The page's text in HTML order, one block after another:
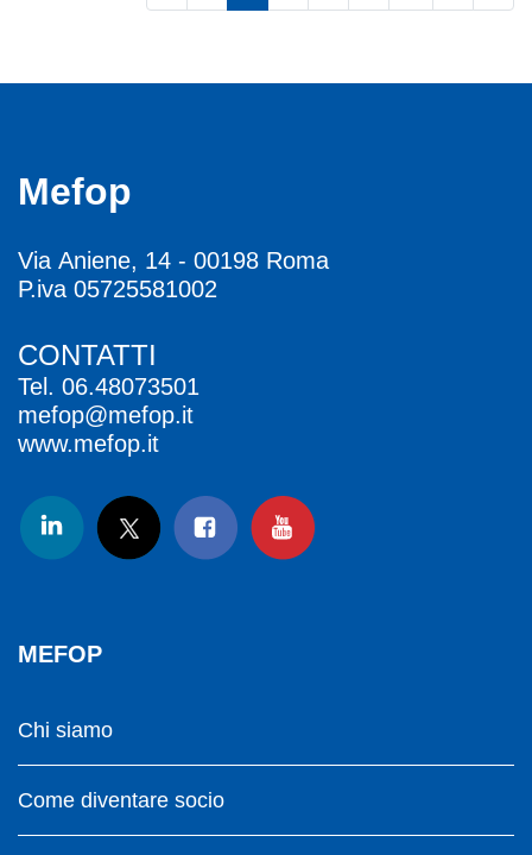
Mefop
Via Aniene, 14 - 00198 Roma
P.iva 05725581002
CONTATTI
Tel. 06.48073501
mefop@mefop.it
www.mefop.it
MEFOP
Chi siamo
Come diventare socio